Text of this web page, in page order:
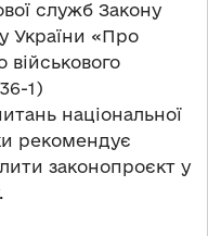
служб Закону
України «Про
1)
національної
рекомендує
законопроєкт у